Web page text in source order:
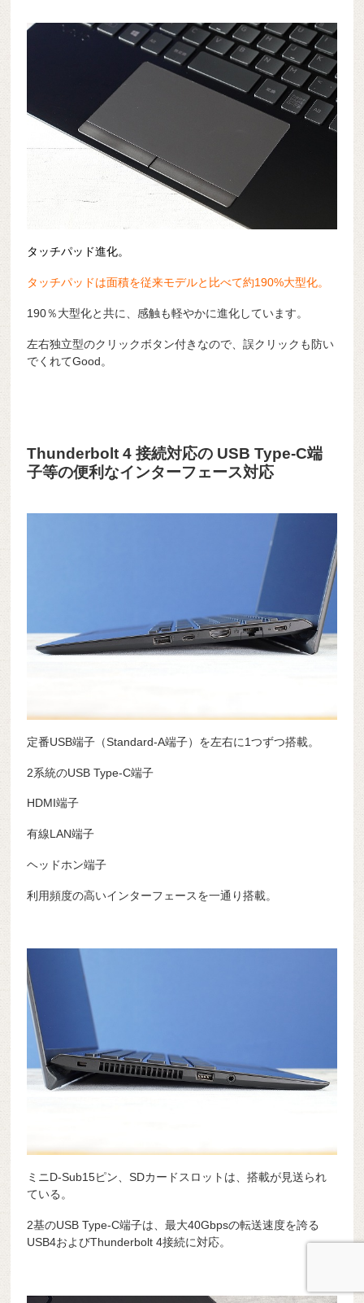
タッチパッド進化。
タッチパッドは面積を従来モデルと比べて約190%大型化。
190％大型化と共に、感触も軽やかに進化しています。
左右独立型のクリックボタン付きなので、誤クリックも防い
でくれてGood。
Thunderbolt 4 接続対応の USB Type-C端
子等の便利なインターフェース対応
定番USB端子（Standard-A端子）を左右に1つずつ搭載。
2系統のUSB Type-C端子
HDMI端子
有線LAN端子
ヘッドホン端子
利用頻度の高いインターフェースを一通り搭載。
ミニD-Sub15ピン、SDカードスロットは、搭載が見送られ
ている。
2基のUSB Type-C端子は、最大40Gbpsの転送速度を誇る
USB4およびThunderbolt 4接続に対応。